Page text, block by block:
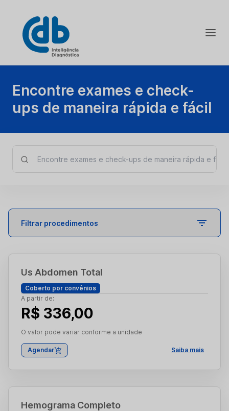
Encontre exames e check-
ups de maneira rápida e fácil
Filtrar procedimentos
Us Abdomen Total
Coberto por convênios
A partir de:
R$ 336,00
O valor pode variar conforme a unidade
Agendar Saiba mais
Hemograma Completo